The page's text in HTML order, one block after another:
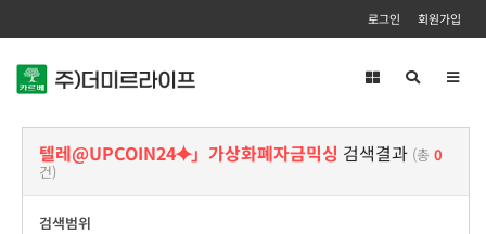
로그인 회원가입
텔레@UPCOIN24⯌」가상화폐자금믹싱 검색결과 (총 0
건)
검색범위